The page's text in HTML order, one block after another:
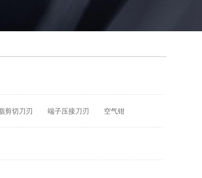
剪切刀刃 端子压接刀刃 空气钳